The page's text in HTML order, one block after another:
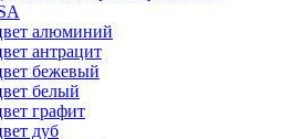
алюминий
антрацит
бежевый
белый
графит
дуб